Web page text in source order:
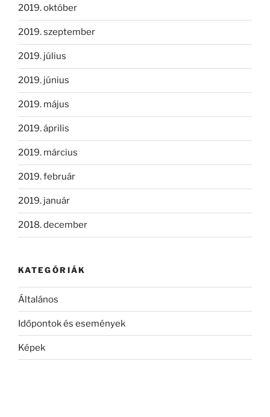
2019. október
2019. szeptember
2019. július
2019. június
2019. május
2019. április
2019. március
2019. február
2019. január
2018. december
KATEGÓRIÁK
Általános
Időpontok és események
Képek